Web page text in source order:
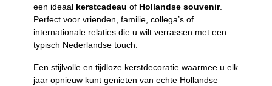
een ideaal kerstcadeau of Hollandse souvenir.
Perfect voor vrienden, familie, collega’s of
internationale relaties die u wilt verrassen met een
typisch Nederlandse touch.
Een stijlvolle en tijdloze kerstdecoratie waarmee u elk
jaar opnieuw kunt genieten van echte Hollandse